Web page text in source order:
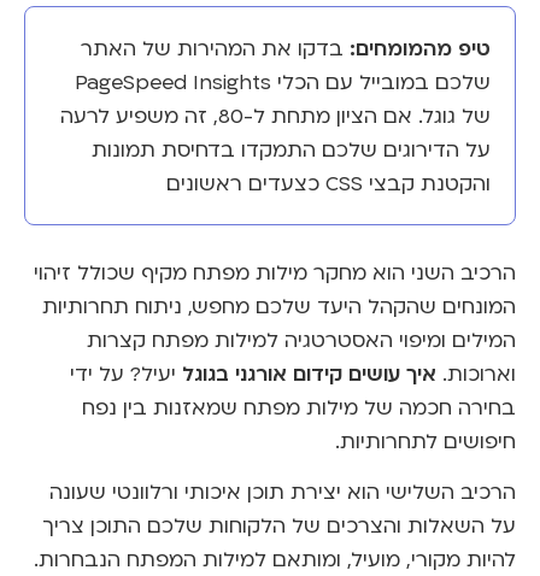
טיפ מהמומחים: בדקו את המהירות של האתר
שלכם במובייל עם הכלי PageSpeed Insights
של גוגל. אם הציון מתחת ל-80, זה משפיע לרעה
על הדירוגים שלכם. התמקדו בדחיסת תמונות
והקטנת קבצי CSS כצעדים ראשונים.
הרכיב השני הוא מחקר מילות מפתח מקיף שכולל זיהוי
המונחים שהקהל היעד שלכם מחפש, ניתוח תחרותיות
המילים ומיפוי האסטרטגיה למילות מפתח קצרות
וארוכות. איך עושים קידום אורגני בגוגל יעיל? על ידי
בחירה חכמה של מילות מפתח שמאזנות בין נפח
חיפושים לתחרותיות.
הרכיב השלישי הוא יצירת תוכן איכותי ורלוונטי שעונה
על השאלות והצרכים של הלקוחות שלכם. התוכן צריך
להיות מקורי, מועיל, ומותאם למילות המפתח הנבחרות.